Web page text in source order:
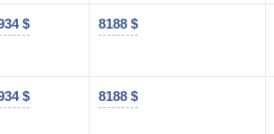
$ 8188 $
$ 8188 $